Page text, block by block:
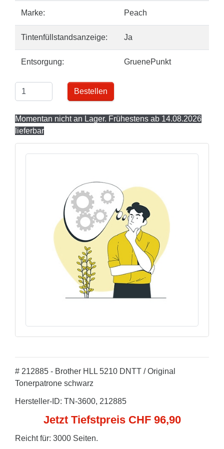
Marke: Peach
Tintenfüllstandsanzeige: Ja
Entsorgung: GruenePunkt
Bestellen
Momentan nicht an Lager. Frühestens ab 14.08.2026
lieferbar
# 212885 - Brother HLL 5210 DNTT / Original
Tonerpatrone schwarz
Hersteller-ID: TN-3600, 212885
Jetzt Tiefstpreis CHF 96,90
Reicht für: 3000 Seiten.